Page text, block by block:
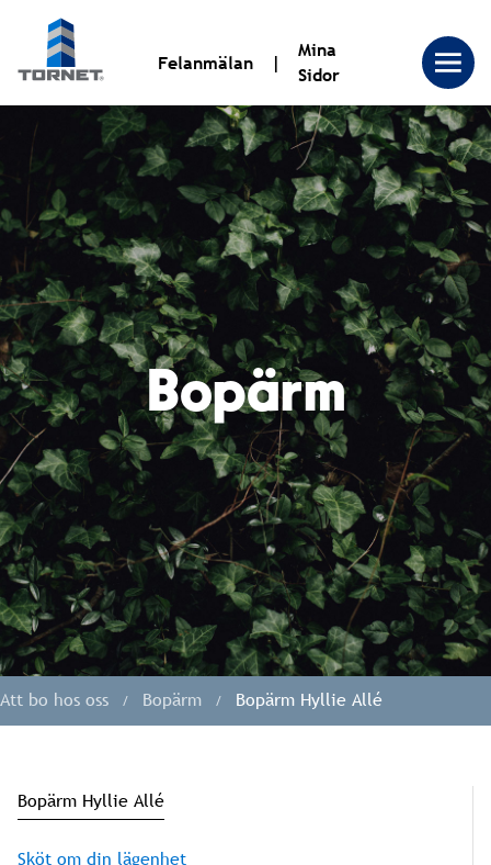
Tornet
Bostadsproduktion
AB
|
Tornet
Felanmälan
Mina
Sidor
Bopärm
Att bo hos oss Bopärm Bopärm Hyllie Allé
Bopärm Hyllie Allé
Sköt om din lägenhet